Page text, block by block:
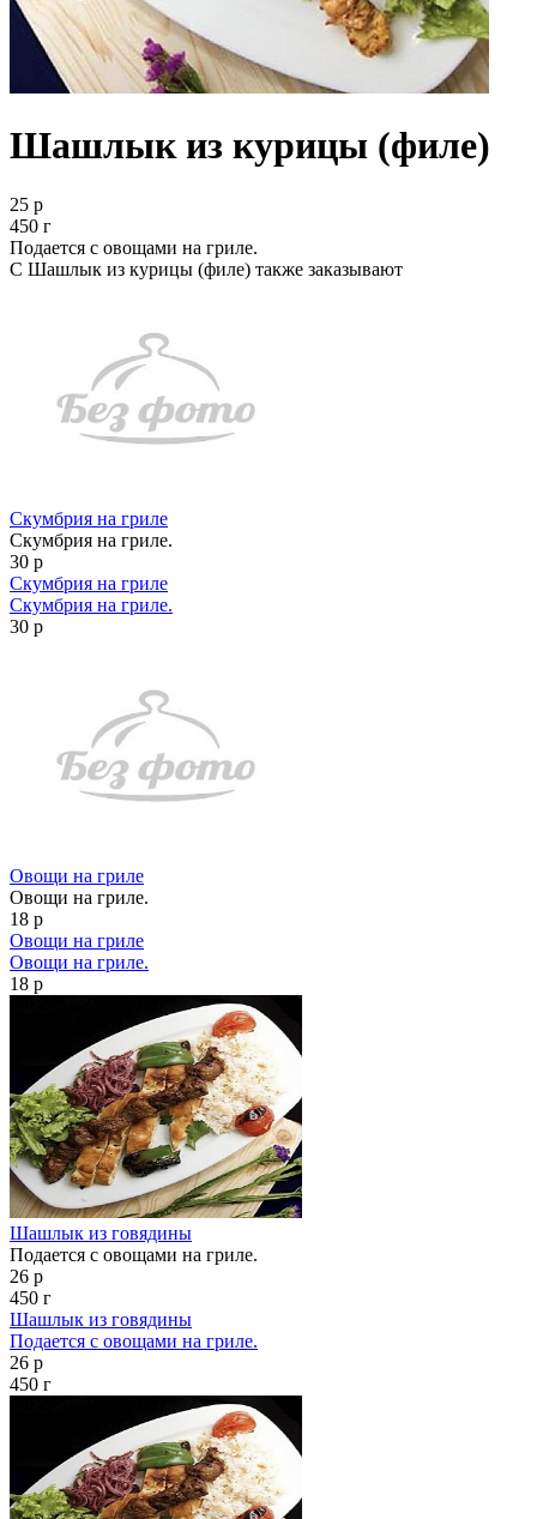
Шашлык из курицы (филе)
25 р
450 г
Подается с овощами на гриле.
С Шашлык из курицы (филе) также заказывают
Скумбрия на гриле
Скумбрия на гриле.
30 р
Скумбрия на гриле
Скумбрия на гриле.
30 р
Овощи на гриле
Овощи на гриле.
18 р
Овощи на гриле
Овощи на гриле.
18 р
Шашлык из говядины
Подается с овощами на гриле.
26 р
450 г
Шашлык из говядины
Подается с овощами на гриле.
26 р
450 г